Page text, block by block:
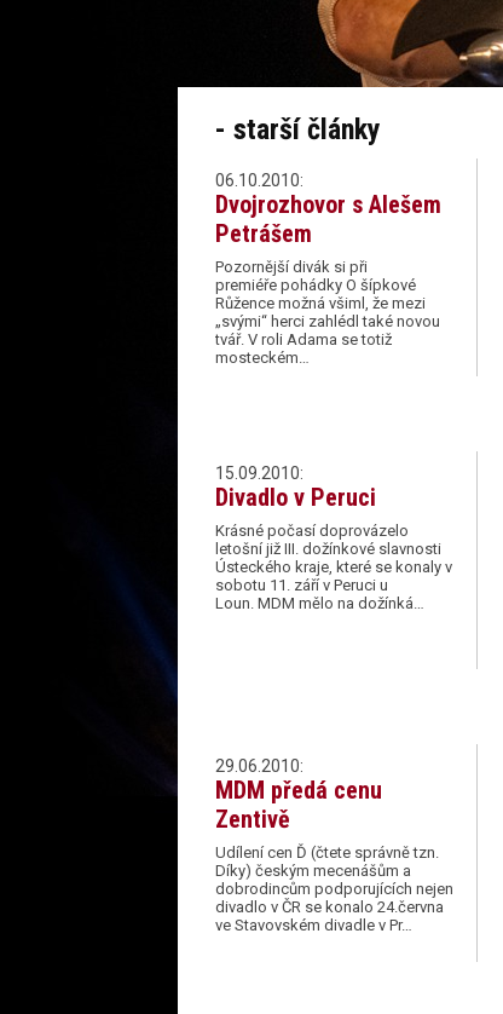
- starší články
06.10.2010:
Dvojrozhovor s Alešem
Petrášem
Pozornější divák si při
premiéře pohádky O šípkové
Růžence možná všiml, že mezi
„svými“ herci zahlédl také novou
tvář. V roli Adama se totiž
mosteckém…
15.09.2010:
Divadlo v Peruci
Krásné počasí doprovázelo
letošní již III. dožínkové slavnosti
Ústeckého kraje, které se konaly v
sobotu 11. září v Peruci u
Loun. MDM mělo na dožínká…
29.06.2010:
MDM předá cenu
Zentivě
Udílení cen Ď (čtete správně tzn.
Díky) českým mecenášům a
dobrodincům podporujících nejen
divadlo v ČR se konalo 24.června
ve Stavovském divadle v Pr…